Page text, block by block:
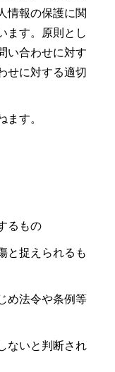
情報の保護に関
ます。原則とし
い合わせに対す
せに対する適切
ます。
るもの
と捉えられるも
め法令や条例等
ないと判断され